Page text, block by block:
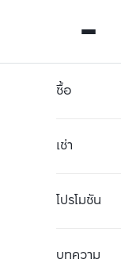
ซื้อ
เช่า
โปรโมชัน
บทความ